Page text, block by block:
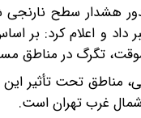
داد و اعلام کرد: بر
تگرگ در مناطق
مناطق تحت تأثیر
شمال غرب تهران است.